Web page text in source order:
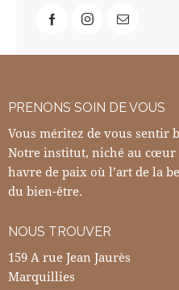
PRENONS SOIN DE VOUS
Vous méritez de vous sentir
Notre institut, niché au cœur
havre de paix où l’art de la
du bien-être.
NOUS TROUVER
159 A rue Jean Jaurès
Marquillies